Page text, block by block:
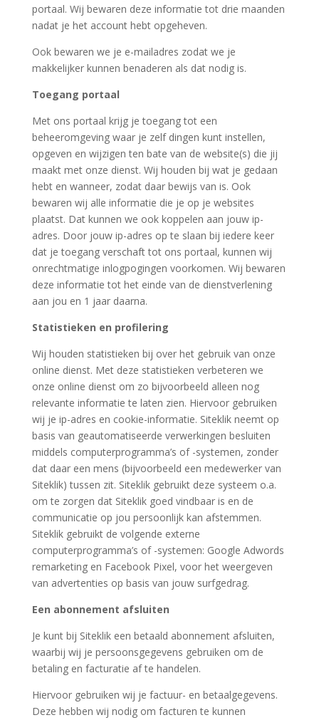
portaal. Wij bewaren deze informatie tot drie maanden
nadat je het account hebt opgeheven.
Ook bewaren we je e-mailadres zodat we je
makkelijker kunnen benaderen als dat nodig is.
Toegang portaal
Met ons portaal krijg je toegang tot een
beheeromgeving waar je zelf dingen kunt instellen,
opgeven en wijzigen ten bate van de website(s) die jij
maakt met onze dienst. Wij houden bij wat je gedaan
hebt en wanneer, zodat daar bewijs van is. Ook
bewaren wij alle informatie die je op je websites
plaatst. Dat kunnen we ook koppelen aan jouw ip-
adres. Door jouw ip-adres op te slaan bij iedere keer
dat je toegang verschaft tot ons portaal, kunnen wij
onrechtmatige inlogpogingen voorkomen. Wij bewaren
deze informatie tot het einde van de dienstverlening
aan jou en 1 jaar daarna.
Statistieken en profilering
Wij houden statistieken bij over het gebruik van onze
online dienst. Met deze statistieken verbeteren we
onze online dienst om zo bijvoorbeeld alleen nog
relevante informatie te laten zien. Hiervoor gebruiken
wij je ip-adres en cookie-informatie. Siteklik neemt op
basis van geautomatiseerde verwerkingen besluiten
middels computerprogramma’s of -systemen, zonder
dat daar een mens (bijvoorbeeld een medewerker van
Siteklik) tussen zit. Siteklik gebruikt deze systeem o.a.
om te zorgen dat Siteklik goed vindbaar is en de
communicatie op jou persoonlijk kan afstemmen.
Siteklik gebruikt de volgende externe
computerprogramma’s of -systemen: Google Adwords
remarketing en Facebook Pixel, voor het weergeven
van advertenties op basis van jouw surfgedrag.
Een abonnement afsluiten
Je kunt bij Siteklik een betaald abonnement afsluiten,
waarbij wij je persoonsgegevens gebruiken om de
betaling en facturatie af te handelen.
Hiervoor gebruiken wij je factuur- en betaalgegevens.
Deze hebben wij nodig om facturen te kunnen